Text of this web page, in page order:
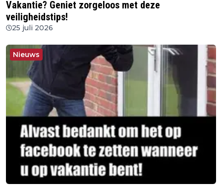
Vakantie? Geniet zorgeloos met deze
veiligheidstips!
25 juli 2026
Nieuws